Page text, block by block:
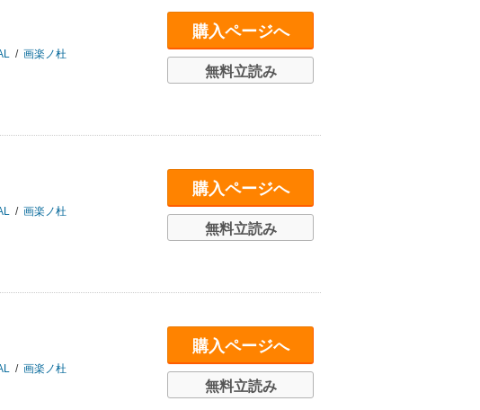
/ 画楽ノ杜
購入ページへ
無料立読み
/ 画楽ノ杜
購入ページへ
無料立読み
/ 画楽ノ杜
購入ページへ
無料立読み